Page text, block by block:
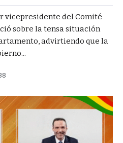
vicepresidente del Comité
sobre la tensa situación
advirtiendo que la